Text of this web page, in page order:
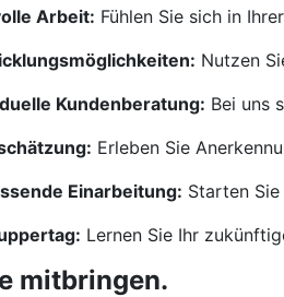
Arbeit: Fühlen Sie sich in
Nutzen
Kundenberatung: Bei uns
Erleben Sie
Einarbeitung: Starten
Lernen Sie Ihr
mitbringen.